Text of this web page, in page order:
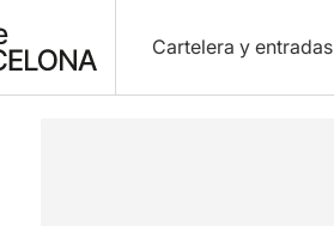
Cartelera y entradas